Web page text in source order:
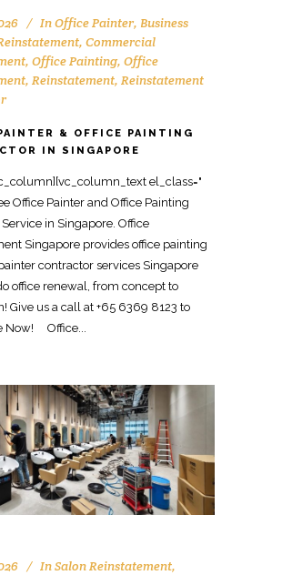
InOffice Painter, Business
, Commercial
, Office Painting, Office
, Reinstatement, Reinstatement
& OFFICE PAINTING
IN SINGAPORE
el_class="
Office Painter and Office Painting
in Singapore. Office
Singapore provides office painting
contractor services Singapore
office renewal, from concept to
Give us a call at +65 6369 8123 to
Now! Office...
InSalon Reinstatement,